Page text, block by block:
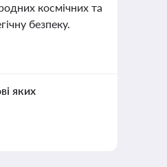
космічних та
безпеку.
яких